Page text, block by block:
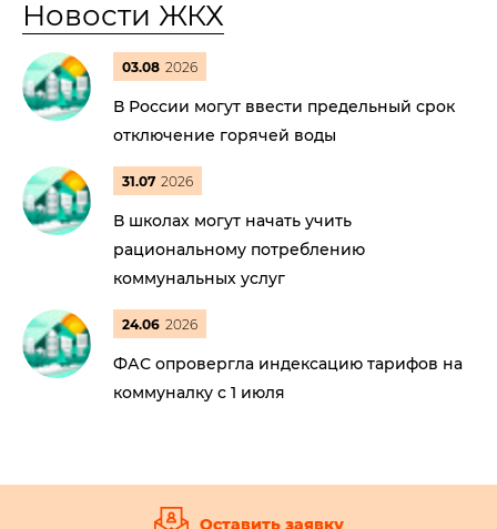
Новости ЖКХ
03.08 2026
В России могут ввести предельный срок
отключение горячей воды
31.07 2026
В школах могут начать учить
рациональному потреблению
коммунальных услуг
24.06 2026
ФАС опровергла индексацию тарифов на
коммуналку с 1 июля
Оставить заявку